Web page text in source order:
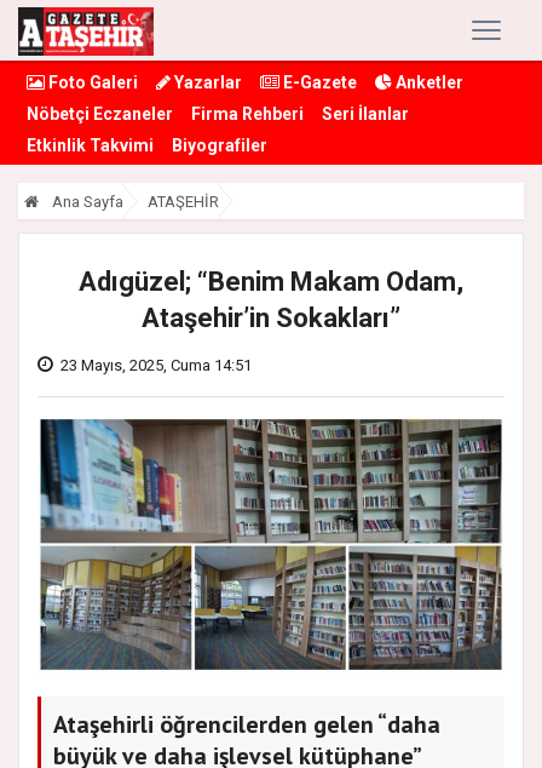
Foto Galeri Yazarlar E-Gazete
Anketler
Nöbetçi Eczaneler
Firma Rehberi
Seri İlanlar
Etkinlik Takvimi
Biyografiler
Ana Sayfa ATAŞEHİR
Adıgüzel; “Benim Makam Odam,
Ataşehir’in Sokakları”
23 Mayıs, 2025, Cuma 14:51
Ataşehirli öğrencilerden gelen “daha
büyük ve daha işlevsel kütüphane”